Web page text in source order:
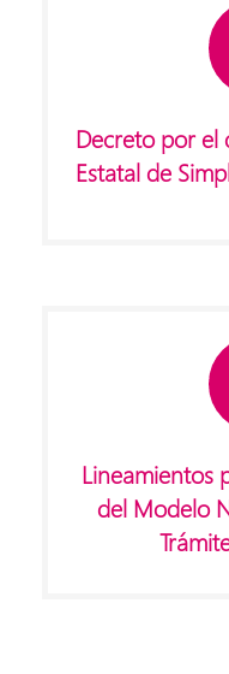
Decreto por el
Estatal de
Lineamientos
del Modelo